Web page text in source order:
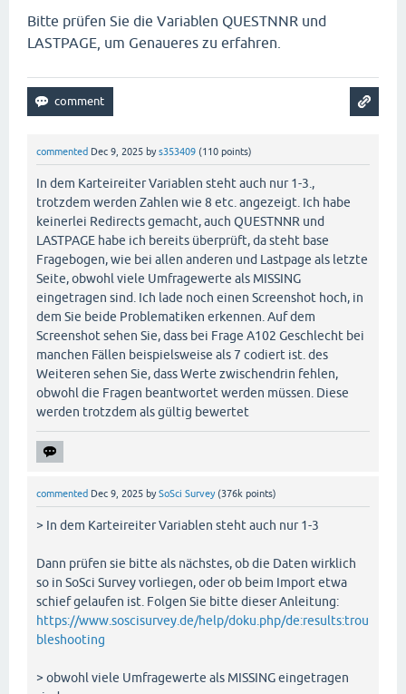
Bitte prüfen Sie die Variablen QUESTNNR und
LASTPAGE, um Genaueres zu erfahren.
commented Dec 9, 2025 bys353409 (110 points)
In dem Karteireiter Variablen steht auch nur 1-3.,
trotzdem werden Zahlen wie 8 etc. angezeigt. Ich habe
keinerlei Redirects gemacht, auch QUESTNNR und
LASTPAGE habe ich bereits überprüft, da steht base
Fragebogen, wie bei allen anderen und Lastpage als letzte
Seite, obwohl viele Umfragewerte als MISSING
eingetragen sind. Ich lade noch einen Screenshot hoch, in
dem Sie beide Problematiken erkennen. Auf dem
Screenshot sehen Sie, dass bei Frage A102 Geschlecht bei
manchen Fällen beispielsweise als 7 codiert ist. des
Weiteren sehen Sie, dass Werte zwischendrin fehlen,
obwohl die Fragen beantwortet werden müssen. Diese
werden trotzdem als gültig bewertet
commented Dec 9, 2025 bySoSci Survey (376k points)
> In dem Karteireiter Variablen steht auch nur 1-3
Dann prüfen sie bitte als nächstes, ob die Daten wirklich
so in SoSci Survey vorliegen, oder ob beim Import etwa
schief gelaufen ist. Folgen Sie bitte dieser Anleitung:
https://www.soscisurvey.de/help/doku.php/de:results:trou
bleshooting
> obwohl viele Umfragewerte als MISSING eingetragen